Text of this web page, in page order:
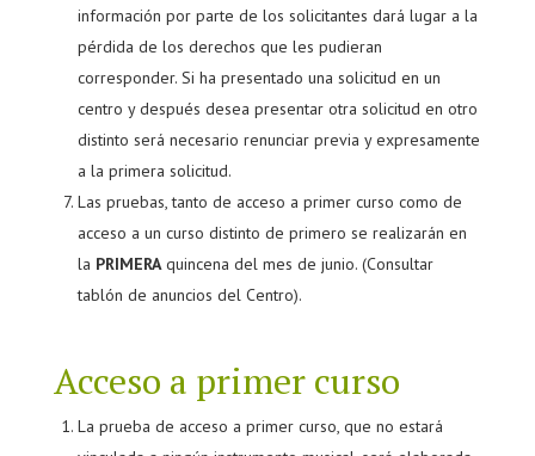
información por parte de los solicitantes dará lugar a la
pérdida de los derechos que les pudieran
corresponder. Si ha presentado una solicitud en un
centro y después desea presentar otra solicitud en otro
distinto será necesario renunciar previa y expresamente
a la primera solicitud.
Las pruebas, tanto de acceso a primer curso como de
acceso a un curso distinto de primero se realizarán en
la PRIMERAquincena del mes de junio. (Consultar
tablón de anuncios del Centro).
Acceso a primer curso
La prueba de acceso a primer curso, que no estará